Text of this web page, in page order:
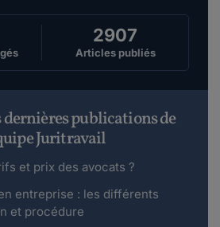
2907
Articles publiés
dernières publications de
Juritravail
et prix des avocats ?
entreprise : les différents
et procédure